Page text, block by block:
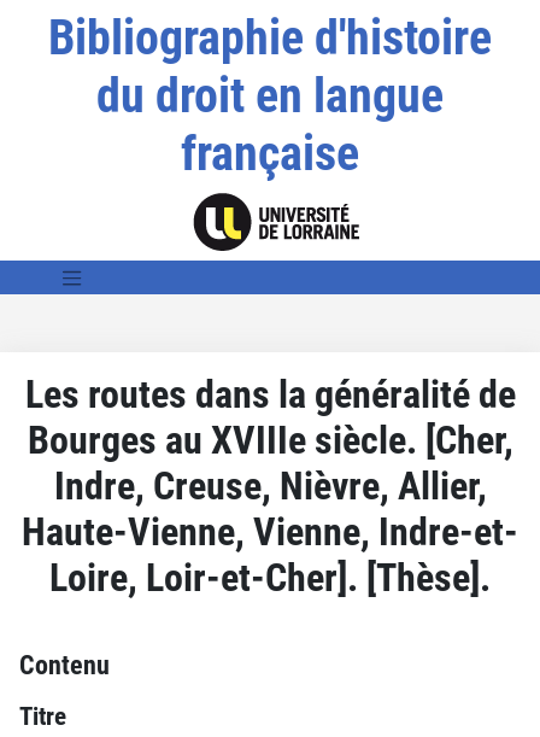
Bibliographie d'histoire
du droit en langue
française
Les routes dans la généralité de
Bourges au XVIIIe siècle. [Cher,
Indre, Creuse, Nièvre, Allier,
Haute-Vienne, Vienne, Indre-et-
Loire, Loir-et-Cher]. [Thèse].
Contenu
Titre